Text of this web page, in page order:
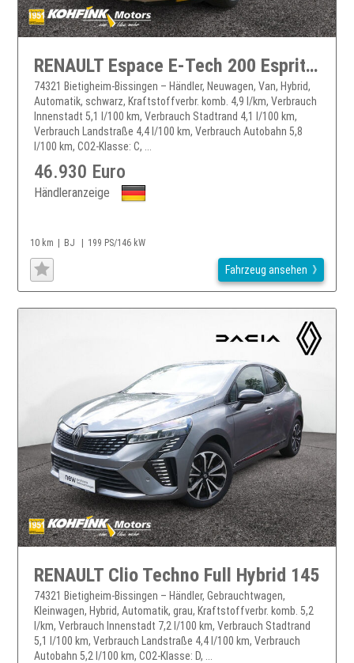
RENAULT Espace E-Tech 200 Esprit Alpine
74321 Bietigheim-Bissingen – Händler, Neuwagen, Van, Hybrid,
Automatik, schwarz, Kraftstoffverbr. komb. 4,9 l/km, Verbrauch
Innenstadt 5,1 l/100 km, Verbrauch Stadtrand 4,1 l/100 km,
Verbrauch Landstraße 4,4 l/100 km, Verbrauch Autobahn 5,8
l/100 km, CO2-Klasse: C, ...
46.930 Euro
Händleranzeige
10 km BJ 199 PS/146 kW
Fahrzeug ansehen
RENAULT Clio Techno Full Hybrid 145
74321 Bietigheim-Bissingen – Händler, Gebrauchtwagen,
Kleinwagen, Hybrid, Automatik, grau, Kraftstoffverbr. komb. 5,2
l/km, Verbrauch Innenstadt 7,2 l/100 km, Verbrauch Stadtrand
5,1 l/100 km, Verbrauch Landstraße 4,4 l/100 km, Verbrauch
Autobahn 5,2 l/100 km, CO2-Klasse: D, ...